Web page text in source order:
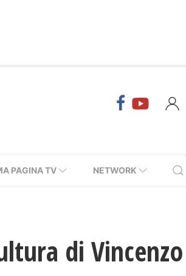
PAGINA TV NETWORK
di Vincenzo